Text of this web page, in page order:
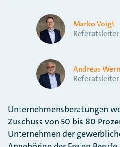
Marko Voigt
Referatsleiter
Andreas
Referatsleiter
Unternehmensberatungen
Zuschuss von 50 bis 80
Unternehmen der